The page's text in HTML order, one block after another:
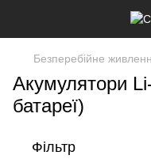
Безперебійне
Акумулятори Li-
батареї)
Фільтр